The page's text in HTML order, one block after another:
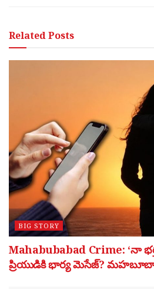
RelatedPosts
BIG STORY
Mahabubabad Crime: ‘నా
ప్రియుడికి భార్య మెసేజ్?